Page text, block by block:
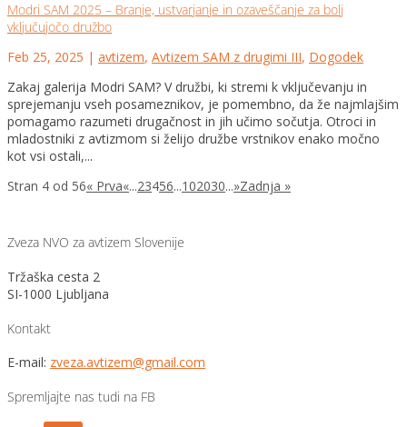
Modri SAM 2025 – Branje, ustvarjanje in ozaveščanje za bolj
vključujočo družbo
Feb 25, 2025 | avtizem, Avtizem SAM z drugimi III, Dogodek
Zakaj galerija Modri SAM? V družbi, ki stremi k vključevanju in
sprejemanju vseh posameznikov, je pomembno, da že najmlajšim
pomagamo razumeti drugačnost in jih učimo sočutja. Otroci in
mladostniki z avtizmom si želijo družbe vrstnikov enako močno
kot vsi ostali,...
Stran 4 od 56« Prva«...23456...102030...»Zadnja »
Zveza NVO za avtizem Slovenije
Tržaška cesta 2
SI-1000 Ljubljana
Kontakt
E-mail: zveza.avtizem@gmail.com
Spremljajte nas tudi na FB